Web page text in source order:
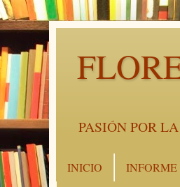
PASIÓN POR
INICIO